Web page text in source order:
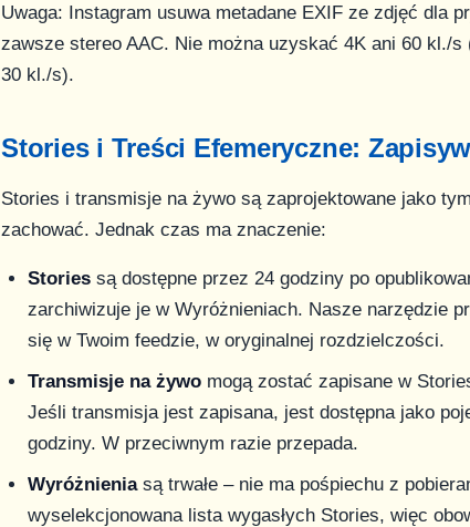
Uwaga: Instagram usuwa metadane EXIF ze zdjęć dla
zawsze stereo AAC. Nie można uzyskać 4K ani 60 kl./s
30 kl./s).
Stories i Treści Efemeryczne:
Stories i transmisje na żywo są zaprojektowane jako
zachować. Jednak czas ma znaczenie:
Stories są dostępne przez 24 godziny po
zarchiwizuje je w Wyróżnieniach. Nasze narzędzie
się w Twoim feedzie, w oryginalnej rozdzielczości.
Transmisje na żywo mogą zostać zapisane w
Jeśli transmisja jest zapisana, jest dostępna jako
godziny. W przeciwnym razie przepada.
Wyróżnieniasą trwałe – nie ma pośpiechu z
wyselekcjonowana lista wygasłych Stories, więc